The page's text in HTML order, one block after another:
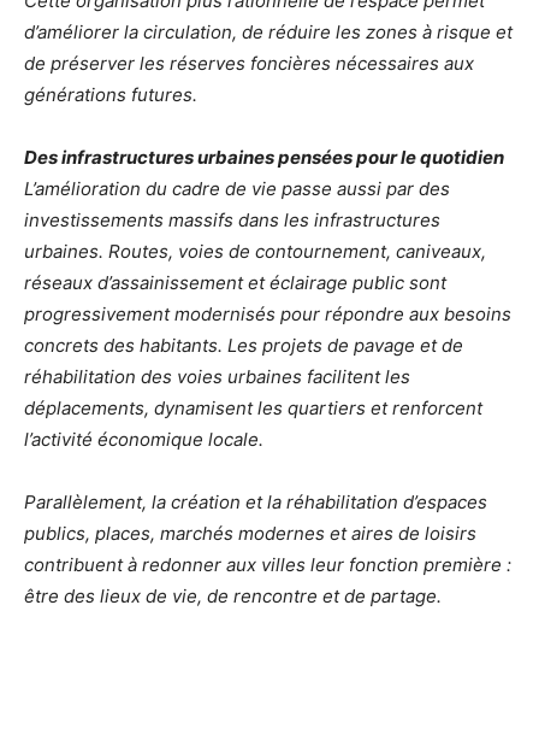
d’améliorer la circulation, de réduire les zones à risque et
de préserver les réserves foncières nécessaires aux
générations futures.
Des infrastructures urbaines pensées pour le quotidien
L’amélioration du cadre de vie passe aussi par des
investissements massifs dans les infrastructures
urbaines. Routes, voies de contournement, caniveaux,
réseaux d’assainissement et éclairage public sont
progressivement modernisés pour répondre aux besoins
concrets des habitants. Les projets de pavage et de
réhabilitation des voies urbaines facilitent les
déplacements, dynamisent les quartiers et renforcent
l’activité économique locale.
Parallèlement, la création et la réhabilitation d’espaces
publics, places, marchés modernes et aires de loisirs
contribuent à redonner aux villes leur fonction première :
être des lieux de vie, de rencontre et de partage.